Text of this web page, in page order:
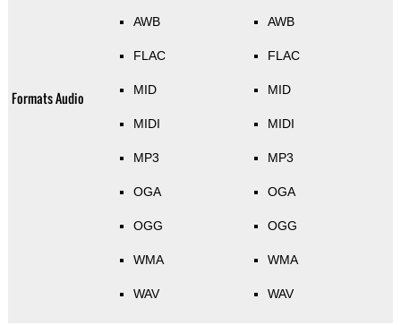
Formats Audio
AWB
FLAC
MID
MIDI
MP3
OGA
OGG
WMA
WAV
AWB
FLAC
MID
MIDI
MP3
OGA
OGG
WMA
WAV